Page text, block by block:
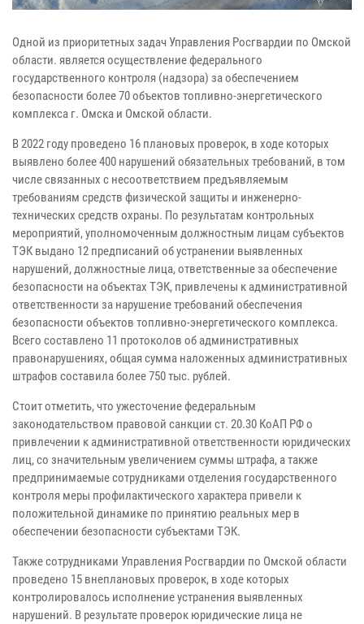
Одной из приоритетных задач Управления Росгвардии по Омской
области. является осуществление федерального
государственного контроля (надзора) за обеспечением
безопасности более 70 объектов топливно-энергетического
комплекса г. Омска и Омской области.
В 2022 году проведено 16 плановых проверок, в ходе которых
выявлено более 400 нарушений обязательных требований, в том
числе связанных с несоответствием предъявляемым
требованиям средств физической защиты и инженерно-
технических средств охраны. По результатам контрольных
мероприятий, уполномоченным должностным лицам субъектов
ТЭК выдано 12 предписаний об устранении выявленных
нарушений, должностные лица, ответственные за обеспечение
безопасности на объектах ТЭК, привлечены к административной
ответственности за нарушение требований обеспечения
безопасности объектов топливно-энергетического комплекса.
Всего составлено 11 протоколов об административных
правонарушениях, общая сумма наложенных административных
штрафов составила более 750 тыс. рублей.
Стоит отметить, что ужесточение федеральным
законодательством правовой санкции ст. 20.30 КоАП РФ о
привлечении к административной ответственности юридических
лиц, со значительным увеличением суммы штрафа, а также
предпринимаемые сотрудниками отделения государственного
контроля меры профилактического характера привели к
положительной динамике по принятию реальных мер в
обеспечении безопасности субъектами ТЭК.
Также сотрудниками Управления Росгвардии по Омской области
проведено 15 внеплановых проверок, в ходе которых
контролировалось исполнение устранения выявленных
нарушений. В результате проверок юридические лица не